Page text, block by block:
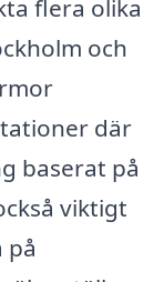
flera olika
och
där
baserat på
viktigt
på